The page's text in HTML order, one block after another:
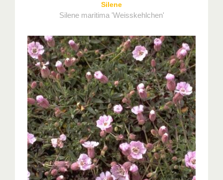
Silene
Silene maritima 'Weisskehlchen'